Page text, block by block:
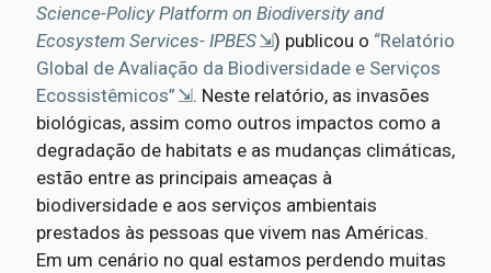
Science-Policy Platform on Biodiversity and
Ecosystem Services- IPBES
) publicou o “Relatório
Global de Avaliação da Biodiversidade e Serviços
Ecossistêmicos”
. Neste relatório, as invasões
biológicas, assim como outros impactos como a
degradação de habitats e as mudanças climáticas,
estão entre as principais ameaças à
biodiversidade e aos serviços ambientais
prestados às pessoas que vivem nas Américas.
Em um cenário no qual estamos perdendo muitas